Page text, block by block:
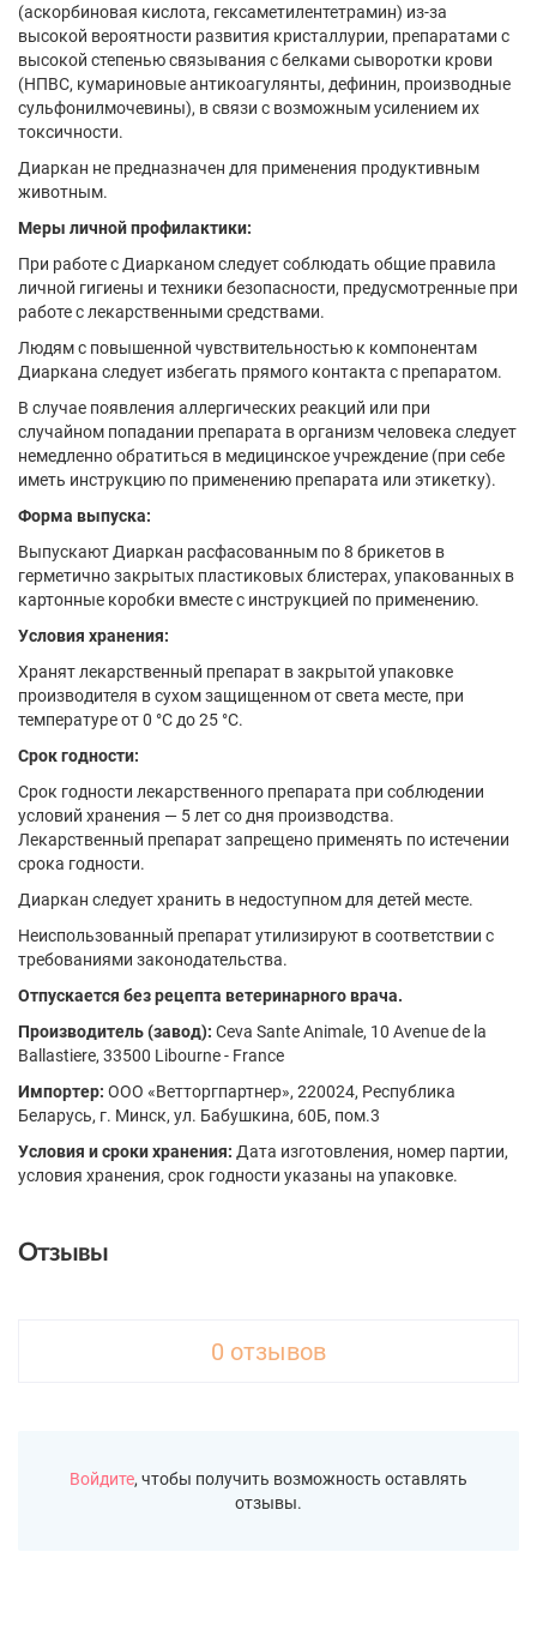
(аскорбиновая кислота, гексаметилентетрамин) из-за
высокой вероятности развития кристаллурии, препаратами с
высокой степенью связывания с белками сыворотки крови
(НПВС, кумариновые антикоагулянты, дефинин, производные
сульфонилмочевины), в связи с возможным усилением их
токсичности.
Диаркан не предназначен для применения продуктивным
животным.
Меры личной профилактики:
При работе с Диарканом следует соблюдать общие правила
личной гигиены и техники безопасности, предусмотренные при
работе с лекарственными средствами.
Людям с повышенной чувствительностью к компонентам
Диаркана следует избегать прямого контакта с препаратом.
В случае появления аллергических реакций или при
случайном попадании препарата в организм человека следует
немедленно обратиться в медицинское учреждение (при себе
иметь инструкцию по применению препарата или этикетку).
Форма выпуска:
Выпускают Диаркан расфасованным по 8 брикетов в
герметично закрытых пластиковых блистерах, упакованных в
картонные коробки вместе с инструкцией по применению.
Условия хранения:
Хранят лекарственный препарат в закрытой упаковке
производителя в сухом защищенном от света месте, при
температуре от 0 °С до 25 °С.
Срок годности:
Срок годности лекарственного препарата при соблюдении
условий хранения — 5 лет со дня производства.
Лекарственный препарат запрещено применять по истечении
срока годности.
Диаркан следует хранить в недоступном для детей месте.
Неиспользованный препарат утилизируют в соответствии с
требованиями законодательства.
Отпускается без рецепта ветеринарного врача.
Производитель (завод): Ceva Sante Animale, 10 Avenue de la
Ballastiere, 33500 Libourne - France
Импортер: ООО «Ветторгпартнер», 220024, Республика
Беларусь, г. Минск, ул. Бабушкина, 60Б, пом.3
Условия и сроки хранения: Дата изготовления, номер партии,
условия хранения, срок годности указаны на упаковке.
Отзывы
0 отзывов
Войдите, чтобы получить возможность оставлять
отзывы.